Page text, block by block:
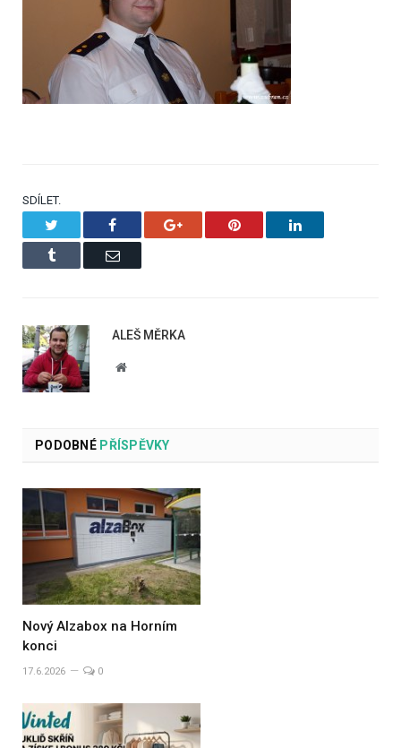
SDÍLET.
Facebook Google+ Pinterest LinkedIn
Tumblr Email
ALEŠ MĚRKA
Website
PODOBNÉPŘÍSPĚVKY
Nový Alzabox na Horním
konci
17.6.2026 0